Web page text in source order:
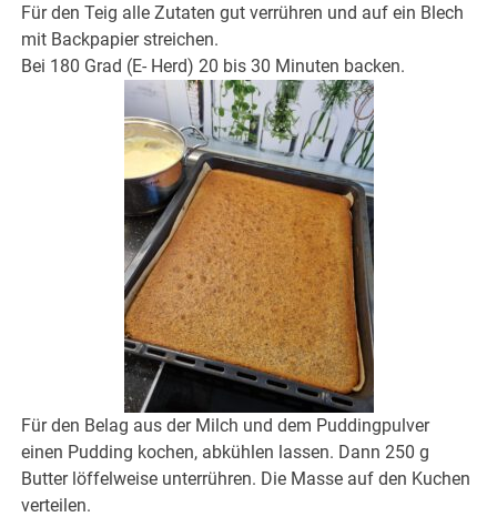
Für den Teig alle Zutaten gut verrühren und auf ein Blech
mit Backpapier streichen.
Bei 180 Grad (E- Herd) 20 bis 30 Minuten backen.
Für den Belag aus der Milch und dem Puddingpulver
einen Pudding kochen, abkühlen lassen. Dann 250 g
Butter löffelweise unterrühren. Die Masse auf den Kuchen
verteilen.